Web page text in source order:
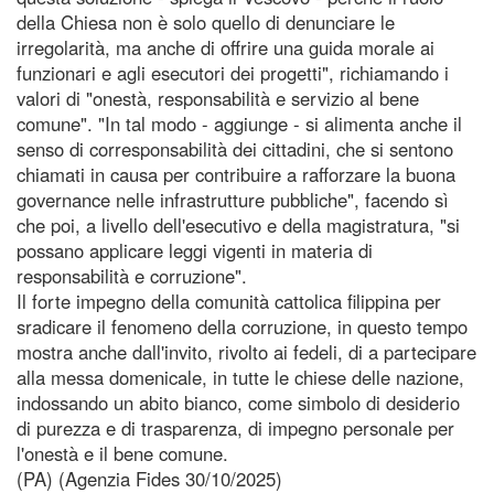
della Chiesa non è solo quello di denunciare le
irregolarità, ma anche di offrire una guida morale ai
funzionari e agli esecutori dei progetti", richiamando i
valori di "onestà, responsabilità e servizio al bene
comune". "In tal modo - aggiunge - si alimenta anche il
senso di corresponsabilità dei cittadini, che si sentono
chiamati in causa per contribuire a rafforzare la buona
governance nelle infrastrutture pubbliche", facendo sì
che poi, a livello dell'esecutivo e della magistratura, "si
possano applicare leggi vigenti in materia di
responsabilità e corruzione".
Il forte impegno della comunità cattolica filippina per
sradicare il fenomeno della corruzione, in questo tempo
mostra anche dall'invito, rivolto ai fedeli, di a partecipare
alla messa domenicale, in tutte le chiese delle nazione,
indossando un abito bianco, come simbolo di desiderio
di purezza e di trasparenza, di impegno personale per
l'onestà e il bene comune.
(PA) (Agenzia Fides 30/10/2025)